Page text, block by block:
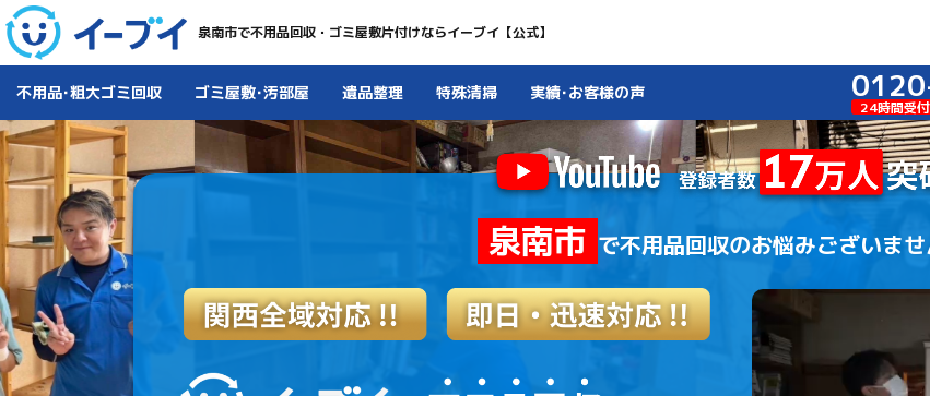
泉南市で不用品回収・ゴミ屋敷片付けならイーブイ【公式】
不用品･粗大ゴミ回収 ゴミ屋敷･汚部屋 遺品整理 特殊清掃 実績･お客様の声
24時間受
泉南市 で不用品回収のお悩みございませ